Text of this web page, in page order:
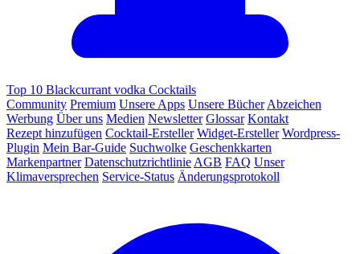
Top 10 Blackcurrant vodka Cocktails
Community Premium Unsere Apps Unsere Bücher Abzeichen
Werbung Über uns Medien Newsletter Glossar Kontakt
Rezept hinzufügen Cocktail-Ersteller Widget-Ersteller Wordpress-
Plugin Mein Bar-Guide Suchwolke Geschenkkarten
Markenpartner Datenschutzrichtlinie AGB FAQ Unser
Klimaversprechen Service-Status Änderungsprotokoll